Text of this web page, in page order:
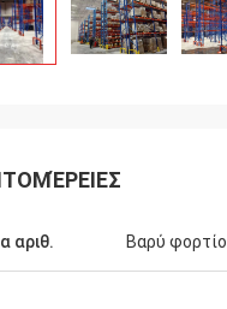
αριθ. Βαρύ φορτίο